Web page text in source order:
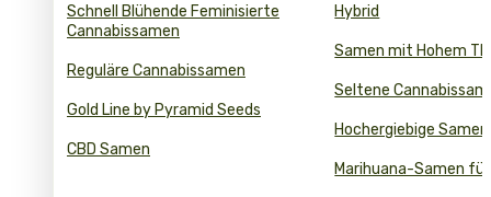
Schnell Blühende Feminisierte
Cannabissamen
Reguläre Cannabissamen
Gold Line by Pyramid Seeds
CBD Samen
Hybrid
Samen mit Hohem
Seltene
Hochergiebige Samen
Marihuana-Samen